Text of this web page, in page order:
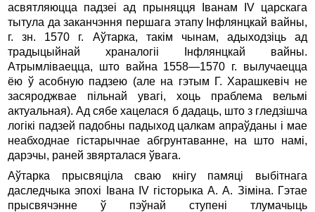
асвятляюцца падзеі ад прыняцця Іванам IV царскага
тытула да заканчэння першага этапу Інфлянцкай вайны,
г. зн. 1570 г. Аўтарка, такім чынам, адыходзіць ад
традыцыйнай храналогіі Інфлянцкай вайны.
Атрымліваецца, што вайна 1558—1570 г. вылучаецца
ёю ў асобную падзею (але на гэтым Г. Харашкевіч не
засяроджвае пільнай увагі, хоць праблема вельмі
актуальная). Ад сябе хацелася б дадаць, што з гледзі­шча
логікі падзей падобны падыход цалкам апраўданы і мае
неабходнае гістарычнае абгрунтаванне, на што намі,
дарэчы, раней звярталася ўвага.
Аўтарка прысвяціла сваю кнігу памяці выбітнага
даследчыка эпохі Івана IV гісторыка А. А. Зіміна. Гэтае
прысвячэнне ў пэўнай ступені тлумачыць